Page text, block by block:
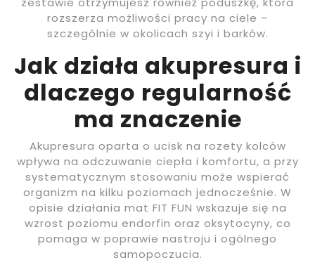
rozszerza możliwości pracy na ciele –
szczególnie w okolicach szyi i barków.
Jak działa akupresura i
dlaczego regularność
ma znaczenie
Akupresura oparta o ucisk na rozety kolców
wpływa na odczuwanie ciepła i komfortu, a przy
systematycznym stosowaniu może wspierać
organizm na kilku poziomach jednocześnie. W
opisie działania mat FIT FUN wskazuje się na
wzrost poziomu endorfin oraz oksytocyny, co
pomaga w poprawie nastroju i ogólnego
samopoczucia.